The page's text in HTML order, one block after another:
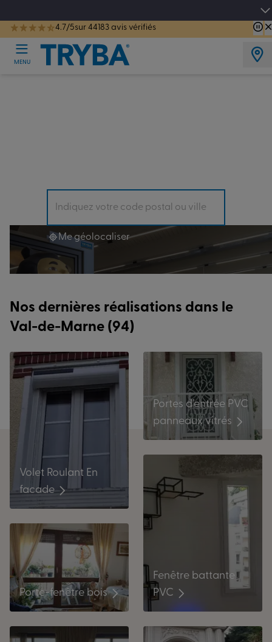
Les jours tentation : Jusqu'à -15% sur vos fenêtres, portes, volets et pergolas
4.7/5sur 44183 avis vérifiés
MENU
Me géolocaliser
Nos dernières réalisations dans le
Val-de-Marne (94)
Volet Roulant En
facade
Portes d’entrée PVC
panneaux vitrés
Porte-fenêtre bois
Fenêtre battante
PVC